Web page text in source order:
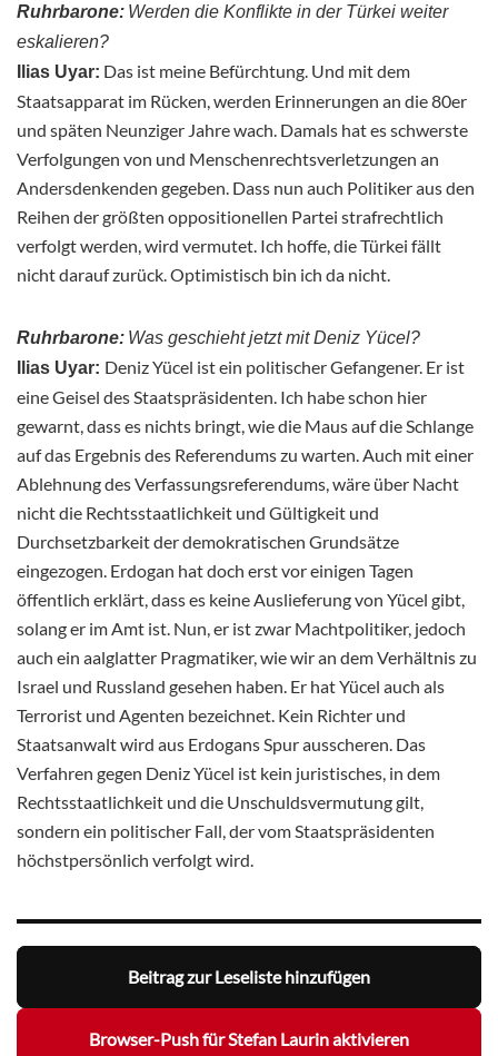
Ruhrbarone: Werden die Konflikte in der Türkei weiter
eskalieren?
Ilias Uyar: Das ist meine Befürchtung. Und mit dem
Staatsapparat im Rücken, werden Erinnerungen an die 80er
und späten Neunziger Jahre wach. Damals hat es schwerste
Verfolgungen von und Menschenrechtsverletzungen an
Andersdenkenden gegeben. Dass nun auch Politiker aus den
Reihen der größten oppositionellen Partei strafrechtlich
verfolgt werden, wird vermutet. Ich hoffe, die Türkei fällt
nicht darauf zurück. Optimistisch bin ich da nicht.
Ruhrbarone: Was geschieht jetzt mit Deniz Yücel?
Ilias Uyar: Deniz Yücel ist ein politischer Gefangener. Er ist
eine Geisel des Staatspräsidenten. Ich habe schon hier
gewarnt, dass es nichts bringt, wie die Maus auf die Schlange
auf das Ergebnis des Referendums zu warten. Auch mit einer
Ablehnung des Verfassungsreferendums, wäre über Nacht
nicht die Rechtsstaatlichkeit und Gültigkeit und
Durchsetzbarkeit der demokratischen Grundsätze
eingezogen. Erdogan hat doch erst vor einigen Tagen
öffentlich erklärt, dass es keine Auslieferung von Yücel gibt,
solang er im Amt ist. Nun, er ist zwar Machtpolitiker, jedoch
auch ein aalglatter Pragmatiker, wie wir an dem Verhältnis zu
Israel und Russland gesehen haben. Er hat Yücel auch als
Terrorist und Agenten bezeichnet. Kein Richter und
Staatsanwalt wird aus Erdogans Spur ausscheren. Das
Verfahren gegen Deniz Yücel ist kein juristisches, in dem
Rechtsstaatlichkeit und die Unschuldsvermutung gilt,
sondern ein politischer Fall, der vom Staatspräsidenten
höchstpersönlich verfolgt wird.
Beitrag zur Leseliste hinzufügen
Browser-Push für Stefan Laurin aktivieren